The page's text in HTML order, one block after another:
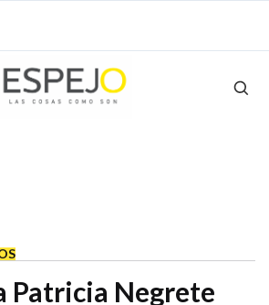
Patricia Negrete